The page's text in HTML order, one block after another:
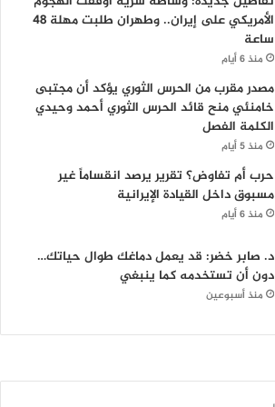
الأمريكي على إيران.. وطهران طلبت مهلة 48
ساعة
منذ 6 أيام
مصدر مقرب من الحرس الثوري يؤكد أن مجتبى
خامنئي منح قائد الحرس الثوري أحمد وحيدي
الكلمة الفصل
منذ 5 أيام
حرب أم تفاوض؟ تقرير يرصد انقساماً غير
مسبوق داخل القيادة الإيرانية
منذ 6 أيام
د. صابر خضر: قد يعمل دماغك طوال حياتك…
دون أن تستخدمه كما ينبغي
منذ أسبوعين